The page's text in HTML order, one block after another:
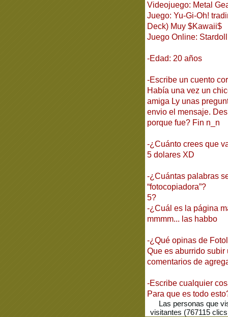
Videojuego: Metal
Juego: Yu-Gi-Oh!
Deck) Muy $Kawaii$
Juego Online:
-Edad: 20 años
-Escribe un cuento
Había una vez un
amiga Ly unas
envio el mensaje.
porque fue? Fin n_n
-¿Cuánto crees que
5 dolares XD
-¿Cuántas palabras
“fotocopiadora”?
5?
-¿Cuál es la página
mmmm... las habbo
-¿Qué opinas de
Que es aburrido subir
comentarios de
-Escribe cualquier
Para que es todo
Las personas que
visitantes (767115